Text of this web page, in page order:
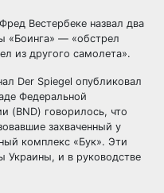
Вестербеке назвал два
«Боинга» — «обстрел
из другого самолета».
Der Spiegel опубликовал
Федеральной
(BND) говорилось, что
захваченный у
комплекс «Бук». Эти
Украины, и в руководстве